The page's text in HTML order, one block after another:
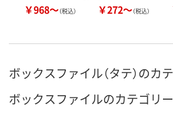
￥968～（税込） ￥272～（税込）
ボックスファイル（タテ）のカ
ボックスファイルのカテゴリー